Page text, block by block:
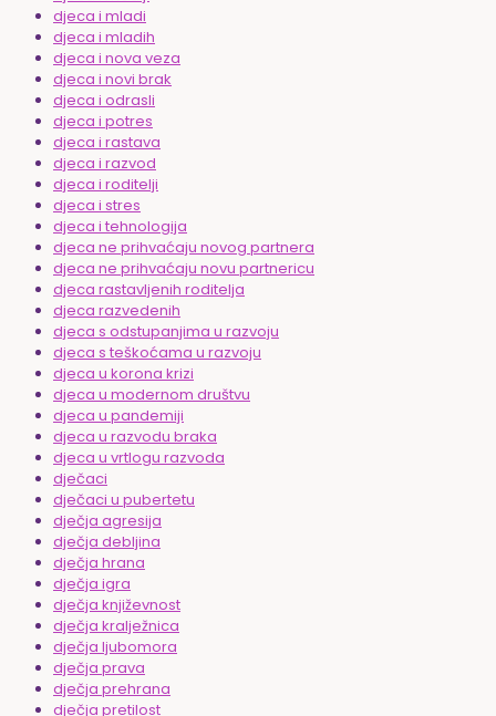
djeca i mladi
djeca i mladih
djeca i nova veza
djeca i novi brak
djeca i odrasli
djeca i potres
djeca i rastava
djeca i razvod
djeca i roditelji
djeca i stres
djeca i tehnologija
djeca ne prihvaćaju novog partnera
djeca ne prihvaćaju novu partnericu
djeca rastavljenih roditelja
djeca razvedenih
djeca s odstupanjima u razvoju
djeca s teškoćama u razvoju
djeca u korona krizi
djeca u modernom društvu
djeca u pandemiji
djeca u razvodu braka
djeca u vrtlogu razvoda
dječaci
dječaci u pubertetu
dječja agresija
dječja debljina
dječja hrana
dječja igra
dječja književnost
dječja kralježnica
dječja ljubomora
dječja prava
dječja prehrana
dječja pretilost